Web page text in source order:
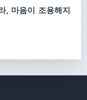
, 마음이 조용해지